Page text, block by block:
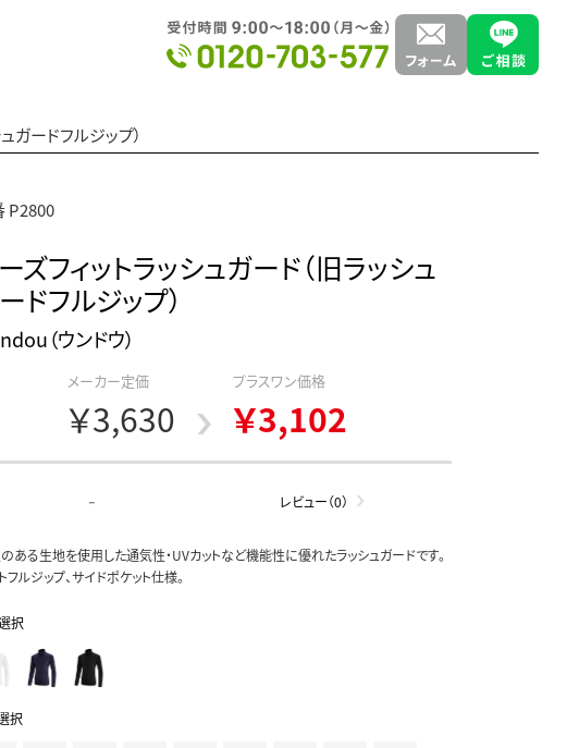
ガードフルジップ）
P2800
ズフィットラッシュガード（旧ラッシュ
ドフルジップ）
（ウンドウ）
メーカー定価
￥3,630
プラスワン価格
￥3,102
- レビュー（0）
ある生地を使用した通気性・UVカットなど機能性に優れたラッシュガードです。
フルジップ、サイドポケット仕様。
択
択